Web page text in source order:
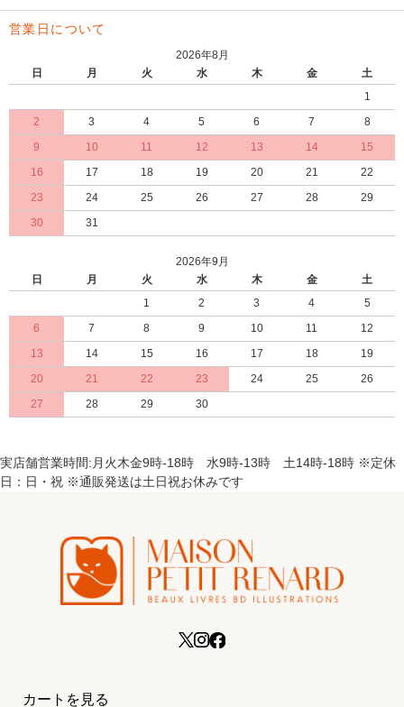
営業日について
2026年8月
日
月 火 水 木 金
土
1
2
3 4 5 6 7
8
9
10 11 12 13 14
15
16
17 18 19 20 21
22
23
24 25 26 27 28
29
30
31
2026年9月
日
月 火 水 木 金
土
1
2 3 4
5
6
7 8 9 10 11
12
13
14 15 16 17 18
19
20
21 22 23 24 25
26
27
28 29 30
実店舗営業時間:月火木金9時-18時 水9時-13時 土14時-18時 ※定休
日：日・祝 ※通販発送は土日祝お休みです
カートを見る